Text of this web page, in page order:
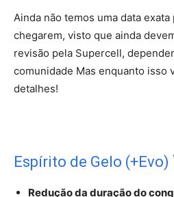
Ainda não temos uma data exata
chegarem, visto que ainda
revisão pela Supercell,
comunidade Mas enquanto isso
detalhes!
Espírito de Gelo (+Evo)
Redução da duração do